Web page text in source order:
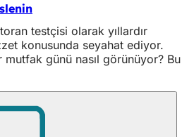
testçisi olarak yıllardır
konusunda seyahat ediyor.
günü nasıl görünüyor? Bu